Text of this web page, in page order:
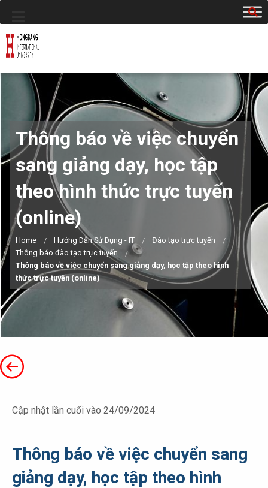
Thông báo về việc chuyển
sang giảng dạy, học tập
theo hình thức trực tuyến
(online)
Home Hướng Dẫn Sử Dụng - IT
Đào tạo trực tuyến
Thông báo đào tạo trực tuyến
Thông báo về việc chuyển sang giảng dạy, học tập theo hình
thức trực tuyến (online)
Cập nhật lần cuối vào 24/09/2024
Thông báo về việc chuyển sang
giảng dạy, học tập theo hình